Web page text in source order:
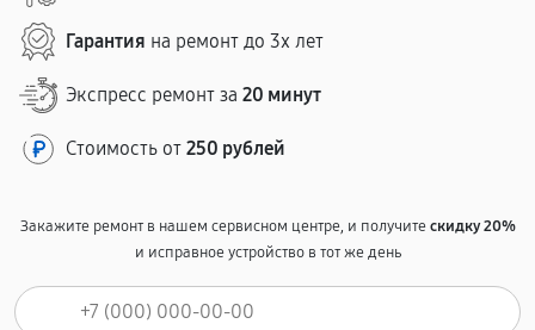
Гарантия на ремонт до 3х лет
Экспресс ремонт за 20 минут
Стоимость от 250 рублей
Закажите ремонт в нашем сервисном центре, и получитескидку 20%
и исправное устройство в тот же день